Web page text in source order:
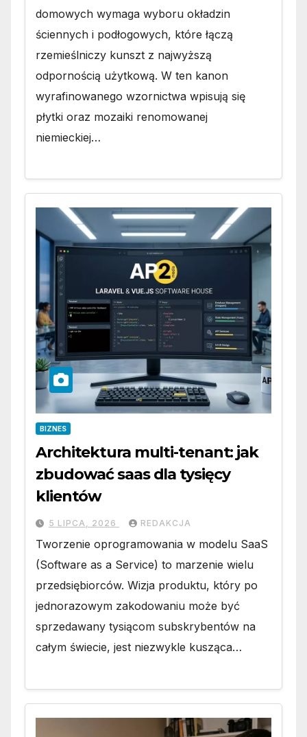
domowych wymaga wyboru okładzin
ściennych i podłogowych, które łączą
rzemieślniczy kunszt z najwyższą
odpornością użytkową. W ten kanon
wyrafinowanego wzornictwa wpisują się
płytki oraz mozaiki renomowanej
niemieckiej…
BIZNES
Architektura multi-tenant: jak
zbudować saas dla tysięcy
klientów
5 LIPCA, 2026 REDAKCJA
Tworzenie oprogramowania w modelu SaaS
(Software as a Service) to marzenie wielu
przedsiębiorców. Wizja produktu, który po
jednorazowym zakodowaniu może być
sprzedawany tysiącom subskrybentów na
całym świecie, jest niezwykle kusząca…